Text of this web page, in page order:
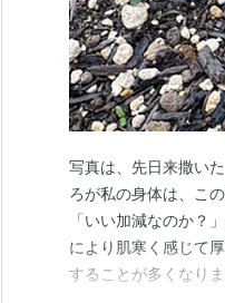
写真は、先日来撒い
ろが私の身体は、こ
「いい加減なのか？
により肌寒く感じて
することが多くなり